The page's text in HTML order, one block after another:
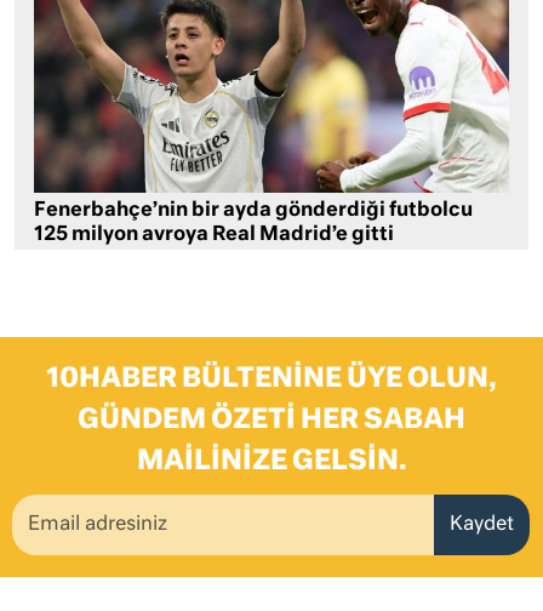
Fenerbahçe’nin bir ayda gönderdiği futbolcu
125 milyon avroya Real Madrid’e gitti
10HABER BÜLTENINE ÜYE OLUN,
GÜNDEM ÖZETI HER SABAH
MAILINIZE GELSIN.
Kaydet